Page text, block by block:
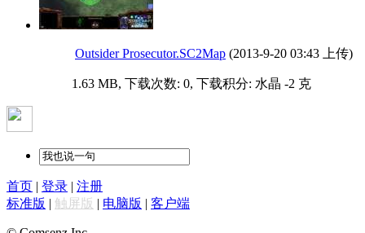
Outsider Prosecutor.SC2Map (2013-9-20 03:43 上传)
1.63 MB, 下载次数: 0, 下载积分: 水晶 -2 克
首页 | 登录 | 注册
标准版 | 触屏版 | 电脑版 | 客户端